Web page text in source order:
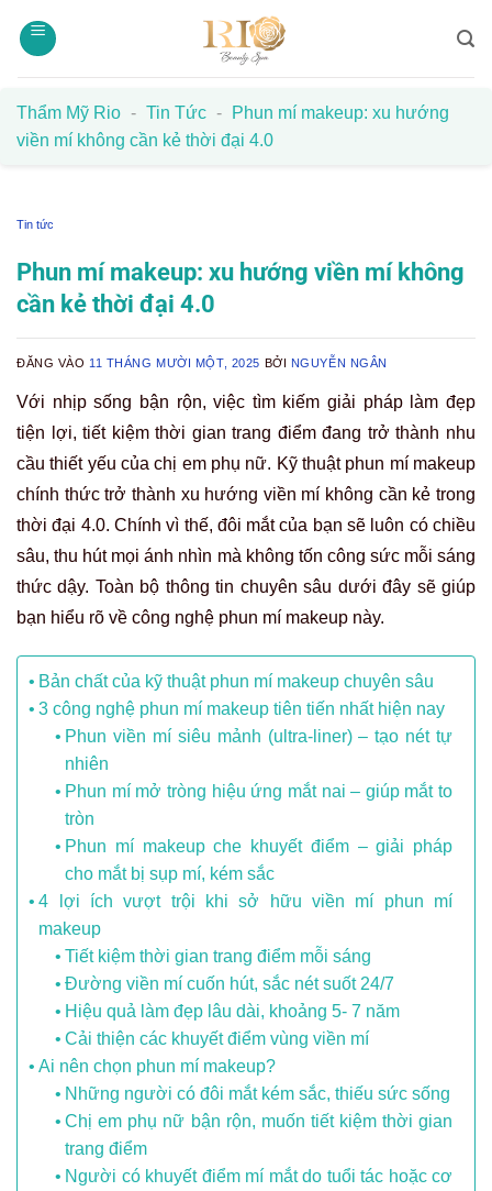
qua
Thẩm Mỹ Rio - Tin Tức -
Phun mí makeup: xu hướng
viền mí không cần kẻ thời đại 4.0
Tin tức
Phun mí makeup: xu hướng viền mí không
cần kẻ thời đại 4.0
ĐĂNG VÀO 11 THÁNG MƯỜI MỘT, 2025 BỞI NGUYỄN NGÂN
Với nhịp sống bận rộn, việc tìm kiếm giải pháp làm đẹp
tiện lợi, tiết kiệm thời gian trang điểm đang trở thành nhu
cầu thiết yếu của chị em phụ nữ. Kỹ thuật phun mí makeup
chính thức trở thành xu hướng viền mí không cần kẻ trong
thời đại 4.0. Chính vì thế, đôi mắt của bạn sẽ luôn có chiều
sâu, thu hút mọi ánh nhìn mà không tốn công sức mỗi sáng
thức dậy. Toàn bộ thông tin chuyên sâu dưới đây sẽ giúp
bạn hiểu rõ về công nghệ phun mí makeup này.
Bản chất của kỹ thuật phun mí makeup chuyên sâu
3 công nghệ phun mí makeup tiên tiến nhất hiện nay
Phun viền mí siêu mảnh (ultra-liner) – tạo nét tự
nhiên
Phun mí mở tròng hiệu ứng mắt nai – giúp mắt to
tròn
Phun mí makeup che khuyết điểm – giải pháp
cho mắt bị sụp mí, kém sắc
4 lợi ích vượt trội khi sở hữu viền mí phun mí
makeup
Tiết kiệm thời gian trang điểm mỗi sáng
Đường viền mí cuốn hút, sắc nét suốt 24/7
Hiệu quả làm đẹp lâu dài, khoảng 5- 7 năm
Cải thiện các khuyết điểm vùng viền mí
Ai nên chọn phun mí makeup?
Những người có đôi mắt kém sắc, thiếu sức sống
Chị em phụ nữ bận rộn, muốn tiết kiệm thời gian
trang điểm
Người có khuyết điểm mí mắt do tuổi tác hoặc cơ